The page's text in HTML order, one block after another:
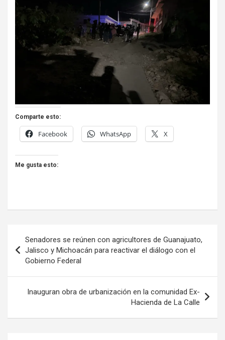
Comparte esto:
Facebook WhatsApp X
Me gusta esto:
de
entradas
Senadores se reúnen con agricultores de Guanajuato,
Jalisco y Michoacán para reactivar el diálogo con el
Gobierno Federal
Inauguran obra de urbanización en la comunidad Ex-
Hacienda de La Calle